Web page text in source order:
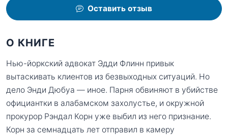
Оставить отзыв
О КНИГЕ
Нью-йоркский адвокат Эдди Флинн привык
вытаскивать клиентов из безвыходных ситуаций. Но
дело Энди Дюбуа — иное. Парня обвиняют в убийстве
официантки в алабамском захолустье, и окружной
прокурор Рэндал Корн уже выбил из него признание.
Корн за семнадцать лет отправил в камеру